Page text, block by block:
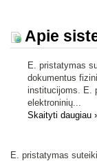
Apie
E. pristatymas
dokumentus
institucijoms. E.
elektroninių...
Skaityti daugiau
E. pristatymas